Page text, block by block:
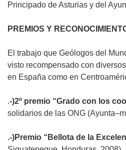
Principado de Asturias y del
PREMIOS Y
El trabajo que Geólogos del
visto recompensado con diver
en España como en
.-)2º premio “Grado con los
solidarios de las ONG (Ayunta–
.-)Premio “Bellota de la